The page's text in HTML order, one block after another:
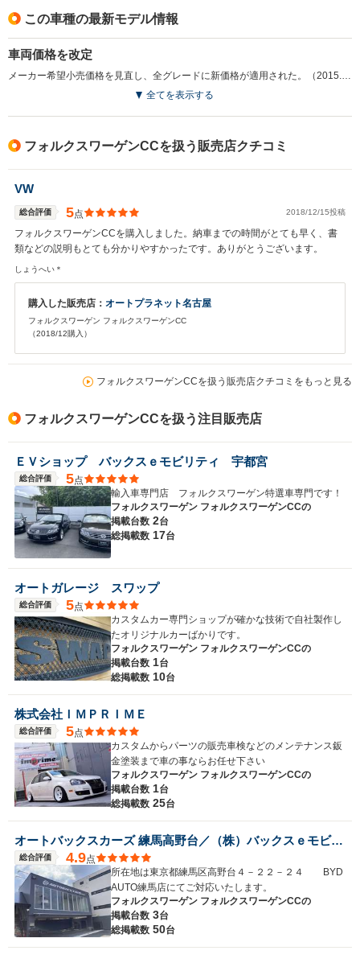
この車種の最新モデル情報
車両価格を改定
全てを表示する
フォルクスワーゲンCCを扱う販売店クチコミ
VW
総合評価 5点 2018/12/15投稿
フォルクスワーゲンCCを購入しました。納車までの時間がとても早く、書
類などの説明もとても分かりやすかったです。ありがとうございます。
しょうへい＊
購入した販売店： オートプラネット名古屋
フォルクスワーゲン フォルクスワーゲンCC
（2018/12購入）
フォルクスワーゲンCCを扱う販売店クチコミをもっと見る
フォルクスワーゲンCCを扱う注目販売店
ＥＶショップ バックスｅモビリティ 宇都宮
総合評価 5点
輸入車専門店 フォルクスワーゲン特選車専門です！
フォルクスワーゲン フォルクスワーゲンCCの
掲載台数 2台
総掲載数 17台
オートガレージ スワップ
総合評価 5点
カスタムカー専門ショップが確かな技術で自社製作し
たオリジナルカーばかりです。
フォルクスワーゲン フォルクスワーゲンCCの
掲載台数 1台
総掲載数 10台
株式会社ＩＭＰＲＩＭＥ
総合評価 5点
カスタムからパーツの販売車検などのメンテナンス鈑
金塗装まで車の事ならお任せ下さい
フォルクスワーゲン フォルクスワーゲンCCの
掲載台数 1台
総掲載数 25台
オートバックスカーズ 練馬高野台／（株）バックスｅモビリティ
総合評価 4.9点
所在地は東京都練馬区高野台４－２２－２４ BYD
AUTO練馬店にてご対応いたします。
フォルクスワーゲン フォルクスワーゲンCCの
掲載台数 3台
総掲載数 50台